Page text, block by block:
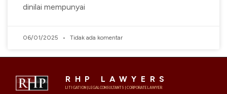
dinilai mempunyai
06/01/2025 Tidak ada komentar
RHP LAWYERS
LITIGATION | LEGAL CONSULTANTS | CORPORATE LAWYER